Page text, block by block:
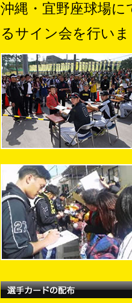
沖縄・宜野座球場
るサイン会を行い